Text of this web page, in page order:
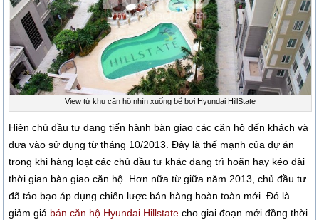
View từ khu căn hộ nhìn xuống bể bơi Hyundai HillState
Hiện chủ đầu tư đang tiến hành bàn giao các căn hộ đến khách và
đưa vào sử dụng từ tháng 10/2013. Đây là thế mạnh của dự án
trong khi hàng loạt các chủ đầu tư khác đang trì hoãn hay kéo dài
thời gian bàn giao căn hộ. Hơn nữa từ giữa năm 2013, chủ đầu tư
đã táo bạo áp dụng chiến lược bán hàng hoàn toàn mới. Đó là
giảm giá bán căn hộ Hyundai Hillstate cho giai đoạn mới đồng thời